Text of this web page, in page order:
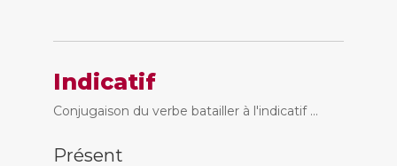
Indicatif
Conjugaison du verbe batailler à l'indicatif ...
Présent